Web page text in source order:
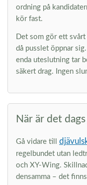
ordning på
kör fast.
Det som gör ett
då pusslet öppnar
enda uteslutning tar
säkert drag. Ingen
När är det
Gå vidare till
regelbundet utan
och XY-Wing.
densamma – det